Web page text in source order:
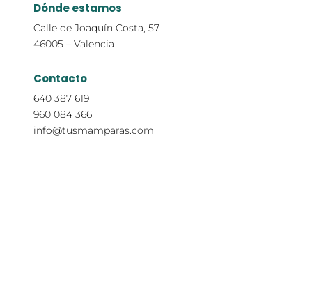
Dónde estamos
Calle de Joaquín Costa, 57
46005 – Valencia
Contacto
640 387 619
960 084 366
info@tusmamparas.com